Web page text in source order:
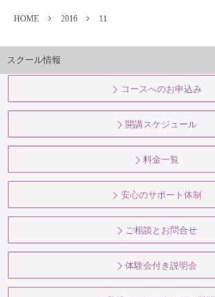
HOME 2016 11
スクール情報
コースへのお申込み
開講スケジュール
料金一覧
安心のサポート体制
ご相談とお問合せ
体験会付き説明会